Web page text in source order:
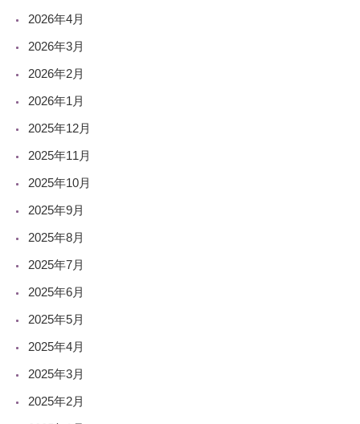
2026年4月
2026年3月
2026年2月
2026年1月
2025年12月
2025年11月
2025年10月
2025年9月
2025年8月
2025年7月
2025年6月
2025年5月
2025年4月
2025年3月
2025年2月